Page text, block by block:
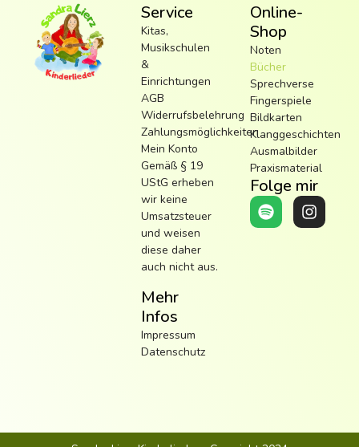
Service
Kitas,
Musikschulen
&
Einrichtungen
AGB
Widerrufsbelehrung
Zahlungsmöglichkeiten
Mein Konto
Gemäß § 19
UStG erheben
wir keine
Umsatzsteuer
und weisen
diese daher
auch nicht aus.
Mehr
Infos
Impressum
Datenschutz
Online-
Shop
Noten
Bücher
Sprechverse
Fingerspiele
Bildkarten
Klanggeschichten
Ausmalbilder
Praxismaterial
Folge mir